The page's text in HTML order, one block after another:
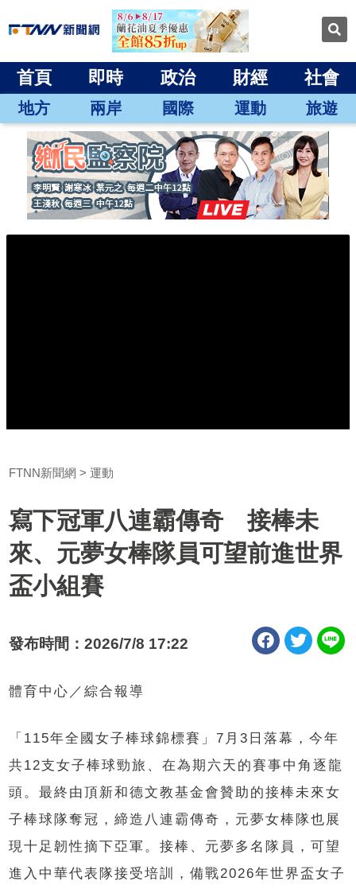
首頁 即時 政治 財經 社會
地方 兩岸 國際 運動 旅遊
FTNN新聞網 運動
寫下冠軍八連霸傳奇 接棒未
來、元夢女棒隊員可望前進世界
盃小組賽
發布時間：2026/7/8 17:22
體育中心／綜合報導
「115年全國女子棒球錦標賽」7月3日落幕，今年
共12支女子棒球勁旅、在為期六天的賽事中角逐龍
頭。最終由頂新和德文教基金會贊助的接棒未來女
子棒球隊奪冠，締造八連霸傳奇，元夢女棒隊也展
現十足韌性摘下亞軍。接棒、元夢多名隊員，可望
進入中華代表隊接受培訓，備戰2026年世界盃女子